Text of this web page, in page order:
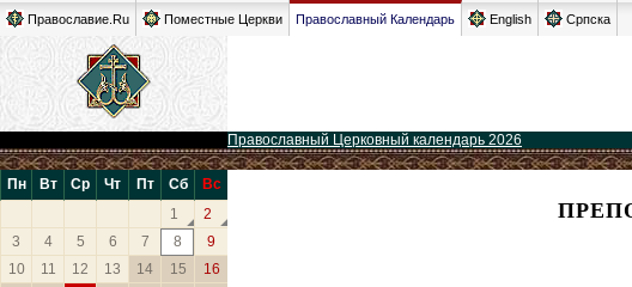
Православие.Ru Поместные Церкви Православный Календарь English Српска
Православный Церковный календарь 2026
Пн Вт Ср Чт Пт Сб
Вс
1
2
3
4 5 6 7 8
9
10
11 12 13 14 15
16